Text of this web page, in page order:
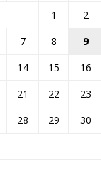
1
2
7 8
9
14 15
16
21 22
23
28 29
30